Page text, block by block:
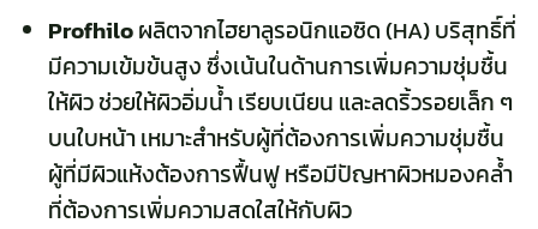
Profhiloผลิตจากไฮยาลูรอนิกแอซิด (HA) บริสุทธิ์ที่
มีความเข้มข้นสูง ซึ่งเน้นในด้านการเพิ่มความชุ่มชื้น
ให้ผิว ช่วยให้ผิวอิ่มน้ำ เรียบเนียน และลดริ้วรอยเล็ก ๆ
บนใบหน้า เหมาะสำหรับผู้ที่ต้องการเพิ่มความชุ่มชื้น
ผู้ที่มีผิวแห้งต้องการฟื้นฟู หรือมีปัญหาผิวหมองคล้ำ
ที่ต้องการเพิ่มความสดใสให้กับผิว